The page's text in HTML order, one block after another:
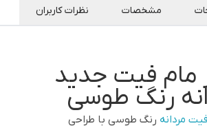
مشخصات نظرات کاربران
مام فیت جدید
رنگ طوسی
مردانه رنگ طوسی با طراحی